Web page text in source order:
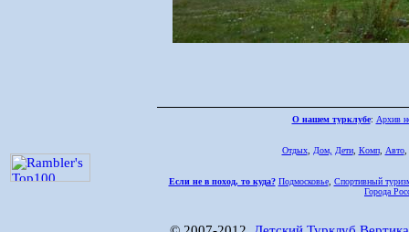
О нашем турклубе: Архив
Отдых, Дом, Дети, Комп, Авто,
Если не в поход, то куда? Подмосковье, Спортивный
Города